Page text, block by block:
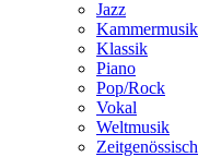
Jazz
Kammermusik
Klassik
Piano
Pop/Rock
Vokal
Weltmusik
Zeitgenössisch